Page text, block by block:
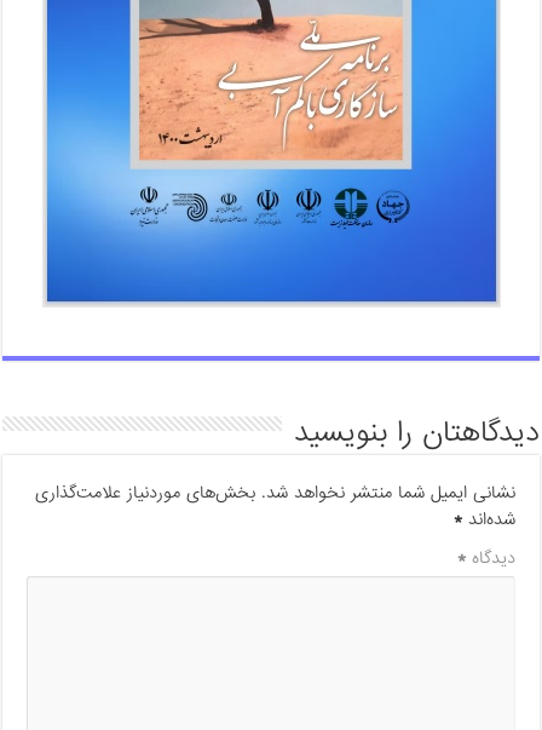
دیدگاهتان را بنویسید
نشانی ایمیل شما منتشر نخواهد شد. بخش‌های موردنیاز علامت‌گذاری
شده‌اند*
دیدگاه*